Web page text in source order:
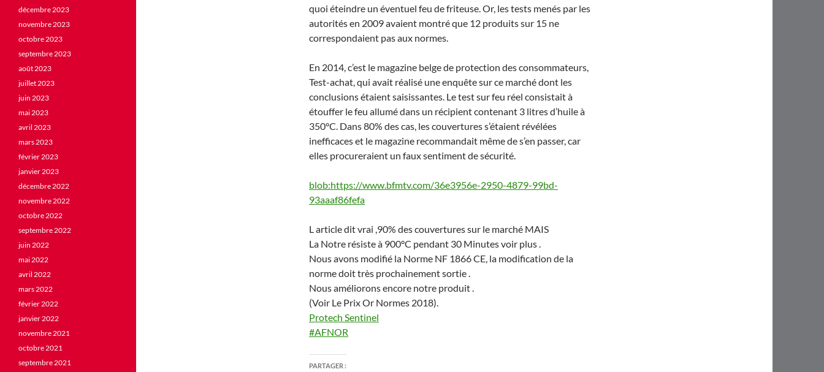
quoi éteindre un éventuel feu de friteuse. Or, les tests menés par les
autorités en 2009 avaient montré que 12 produits sur 15 ne
correspondaient pas aux normes.
En 2014, c’est le magazine belge de protection des consommateurs,
Test-achat, qui avait réalisé une enquête sur ce marché dont les
conclusions étaient saisissantes. Le test sur feu réel consistait à
étouffer le feu allumé dans un récipient contenant 3 litres d’huile à
350°C. Dans 80% des cas, les couvertures s’étaient révélées
inefficaces et le magazine recommandait même de s’en passer, car
elles procureraient un faux sentiment de sécurité.
blob:https://www.bfmtv.com/36e3956e-2950-4879-99bd-
93aaaf86fefa
L article dit vrai ,90% des couvertures sur le marché MAIS
La Notre résiste à 900°C pendant 30 Minutes voir plus .
Nous avons modifié la Norme NF 1866 CE, la modification de la
norme doit très prochainement sortie .
Nous améliorons encore notre produit .
(Voir Le Prix Or Normes 2018).
Protech Sentinel
#AFNOR
PARTAGER :
décembre 2023
novembre 2023
octobre 2023
septembre 2023
août 2023
juillet 2023
juin 2023
mai 2023
avril 2023
mars 2023
février 2023
janvier 2023
décembre 2022
novembre 2022
octobre 2022
septembre 2022
juin 2022
mai 2022
avril 2022
mars 2022
février 2022
janvier 2022
novembre 2021
octobre 2021
septembre 2021